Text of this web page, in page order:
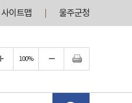
사이트맵 울주군청
100%